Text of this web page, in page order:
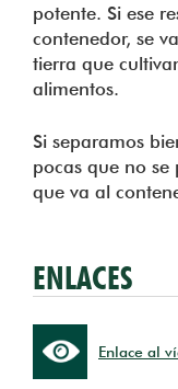
potente. Si ese
contenedor, se
tierra que
alimentos.
Si separamos
pocas que no
que va al
ENLACES
Enlace al